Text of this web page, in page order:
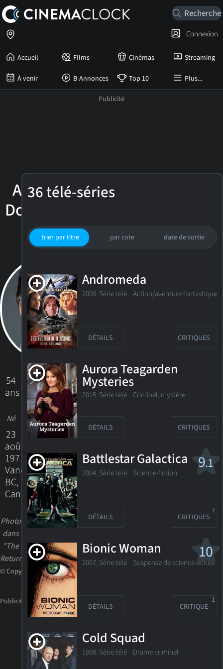
Accueil FIlms Cinémas Streaming
À venir B-Annonces Top 10 Plus...
Connexion
Aaron
Douglas
54
ans
Né
23
août
1971
Vancouver,
BC,
Canada
Photo
dans
"The
Returned"
© Copyright
36 télé-séries
trier par titre par cote date de sortie
Andromeda
2000. Série télé Action/aventure fantastique
DÉTAILS CRITIQUES
Aurora Teagarden
Mysteries
2015. Série télé Criminel, mystère
DÉTAILS CRITIQUES
9.1
Battlestar Galactica
2004. Série télé Science-fiction
DÉTAILS CRITIQUES
7
10
Bionic Woman
2007. Série télé Suspense de science-fiction
DÉTAILS CRITIQUE
1
Cold Squad
1998. Série télé Drame criminel